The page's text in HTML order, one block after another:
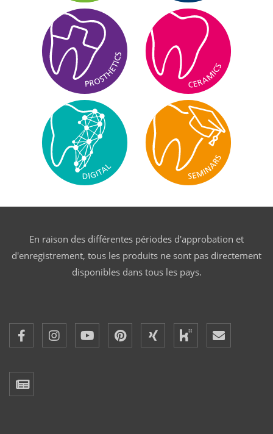
En raison des différentes périodes d'approbation et
d'enregistrement, tous les produits ne sont pas directement
disponibles dans tous les pays.